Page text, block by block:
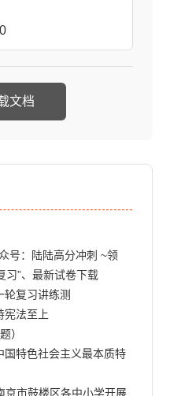
文档
习”、最新试卷下载
复习讲练测
宪法至上
）
国特色社会主义最本质特
京市鼓楼区各中小学开展